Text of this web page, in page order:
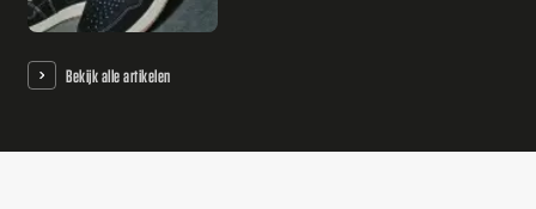
Bekijk alle artikelen